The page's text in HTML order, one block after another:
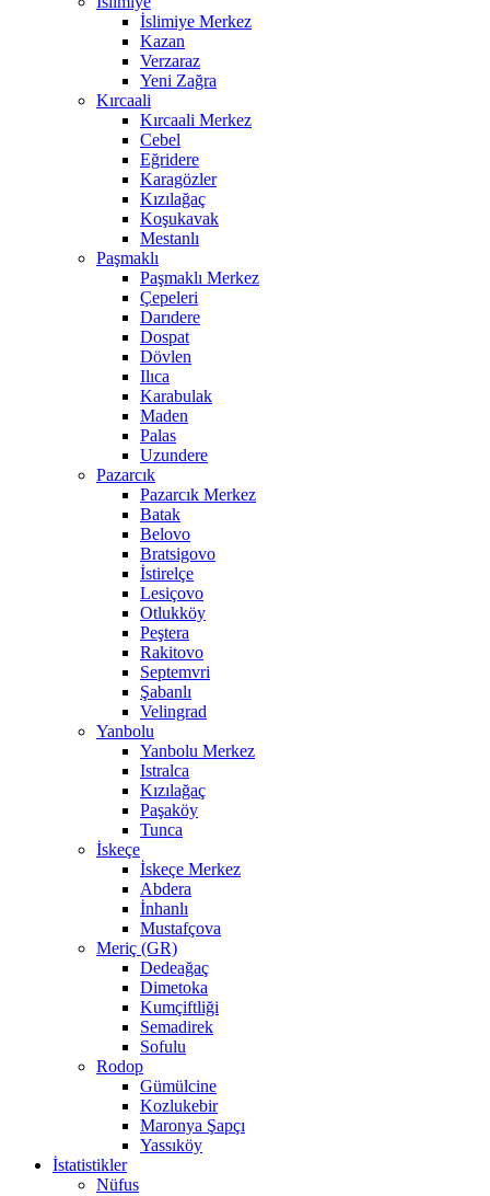
İslimiye Merkez
Kazan
Verzaraz
Yeni Zağra
Kırcaali
Kırcaali Merkez
Cebel
Eğridere
Karagözler
Kızılağaç
Koşukavak
Mestanlı
Paşmaklı
Paşmaklı Merkez
Çepeleri
Darıdere
Dospat
Dövlen
Ilıca
Karabulak
Maden
Palas
Uzundere
Pazarcık
Pazarcık Merkez
Batak
Belovo
Bratsigovo
İstirelçe
Lesiçovo
Otlukköy
Peştera
Rakitovo
Septemvri
Şabanlı
Velingrad
Yanbolu
Yanbolu Merkez
Istralca
Kızılağaç
Paşaköy
Tunca
İskeçe
İskeçe Merkez
Abdera
İnhanlı
Mustafçova
Meriç (GR)
Dedeağaç
Dimetoka
Kumçiftliği
Semadirek
Sofulu
Rodop
Gümülcine
Kozlukebir
Maronya Şapçı
Yassıköy
İstatistikler
Nüfus